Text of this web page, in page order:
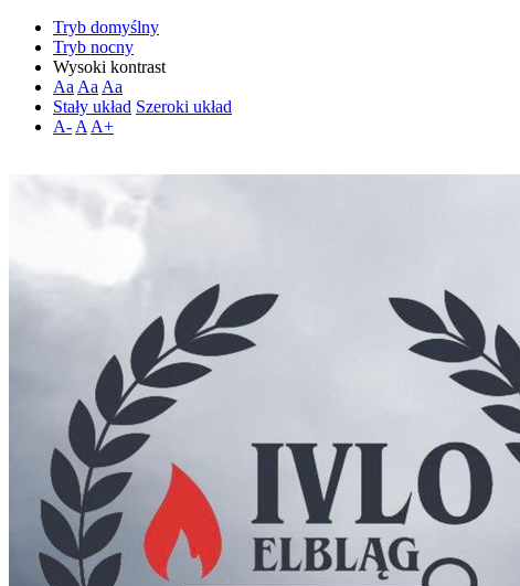
Tryb domyślny
Tryb nocny
Wysoki kontrast
Aa Aa Aa
Stały układ Szeroki układ
A- A A+